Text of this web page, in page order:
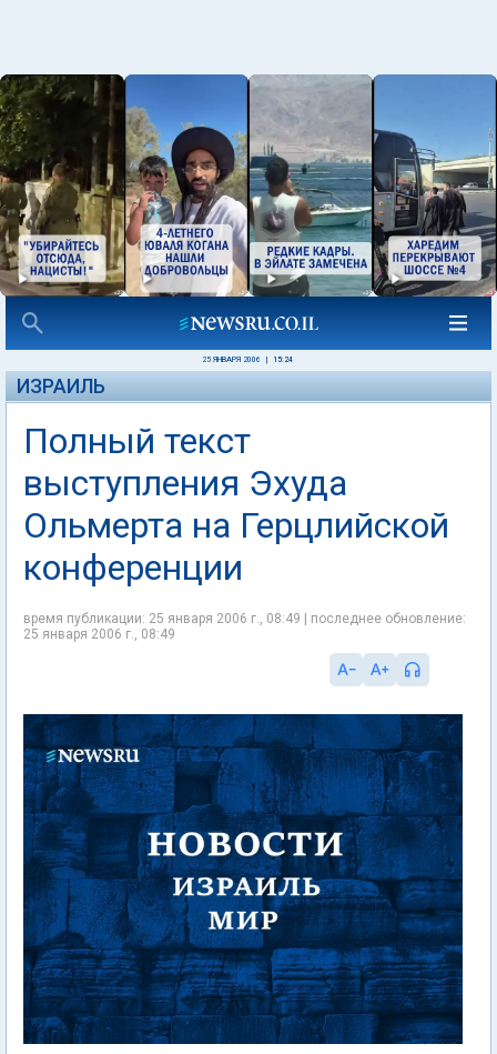
25 ЯНВАРЯ 2006 15:24
ИЗРАИЛЬ
Полный текст
выступления Эхуда
Ольмерта на Герцлийской
конференции
время публикации: 25 января 2006 г., 08:49 | последнее обновление:
25 января 2006 г., 08:49